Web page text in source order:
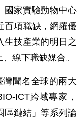
國家實驗動物中心
百項職缺，網羅優
生技產業的明日之
線下職缺媒合。
聞名全球的兩大
ICT跨域專家，
區鏈結」等系列論